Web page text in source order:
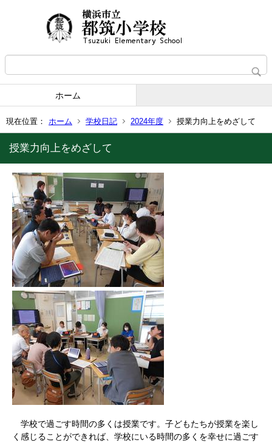
ホーム
現在位置： ホーム 学校日記 2024年度 授業力向上をめざして
授業力向上をめざして
学校で過ごす時間の多くは授業です。子どもたちが授業を楽し
く感じることができれば、学校にいる時間の多くを幸せに過ごす